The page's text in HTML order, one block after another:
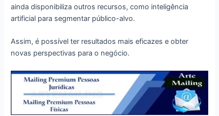
ainda disponibiliza outros recursos, como inteligência
artificial para segmentar público-alvo.
Assim, é possível ter resultados mais eficazes e obter
novas perspectivas para o negócio.